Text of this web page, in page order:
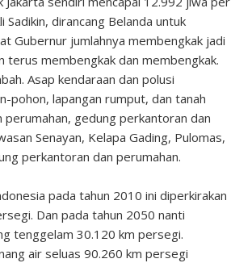
dirancang Belanda untuk
Gubernur jumlahnya membengkak jadi
terus membengkak dan membengkak.
Asap kendaraan dan polusi
pohon, lapangan rumput, dan tanah
gedung perkantoran dan
Senayan, Kelapa Gading, Pulomas,
perkantoran dan perumahan.
pada tahun 2010 ini diperkirakan
Dan pada tahun 2050 nanti
tenggelam 30.120 km persegi.
air seluas 90.260 km persegi